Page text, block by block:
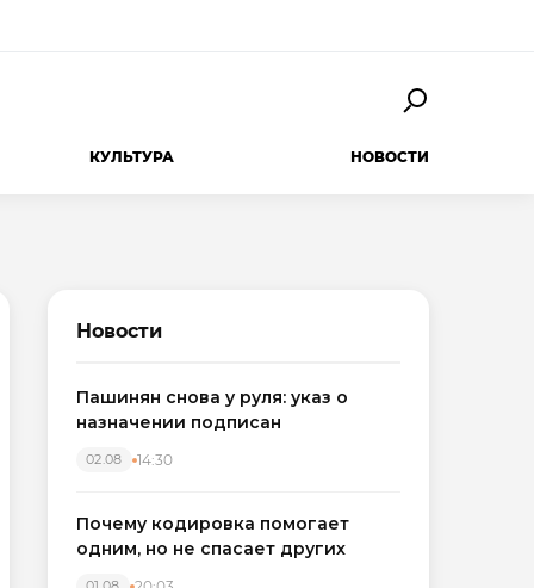
КУЛЬТУРА НОВОСТИ
Новости
Пашинян снова у руля: указ о
назначении подписан
02.08 14:30
Почему кодировка помогает
одним, но не спасает других